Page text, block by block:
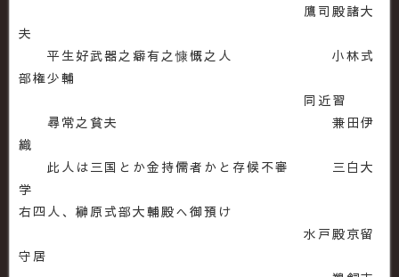
鷹司殿諸大
夫
平生好武器之癖有之慷慨之人 小林式
部権少輔
同近習
尋常之貧夫 兼田伊
織
此人は三国とか金持儒者かと存候不審 三白大
学
右四人、榊原式部大輔殿へ御預け
水戸殿京留
守居